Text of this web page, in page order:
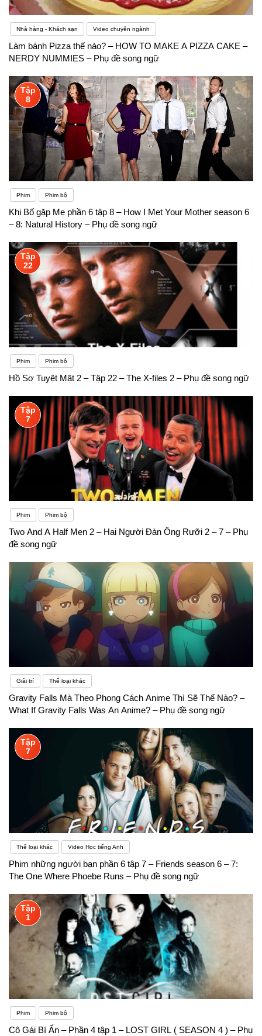
Nhà hàng - Khách sạn Video chuyên ngành
Làm bánh Pizza thế nào? – HOW TO MAKE A PIZZA CAKE –
NERDY NUMMIES – Phụ đề song ngữ
Tập
8
Phim Phim bộ
Khi Bố gặp Mẹ phần 6 tập 8 – How I Met Your Mother season 6
– 8: Natural History – Phụ đề song ngữ
Tập
22
Phim Phim bộ
Hồ Sơ Tuyệt Mật 2 – Tập 22 – The X-files 2 – Phụ đề song ngữ
Tập
7
Phim Phim bộ
Two And A Half Men 2 – Hai Người Đàn Ông Rưỡi 2 – 7 – Phụ
đề song ngữ
Giải trí Thể loại khác
Gravity Falls Mà Theo Phong Cách Anime Thì Sẽ Thế Nào? –
What If Gravity Falls Was An Anime? – Phụ đề song ngữ
Tập
7
Thể loại khác Video Học tiếng Anh
Phim những người bạn phần 6 tập 7 – Friends season 6 – 7:
The One Where Phoebe Runs – Phụ đề song ngữ
Tập
1
Phim Phim bộ
Cô Gái Bí Ẩn – Phần 4 tập 1 – LOST GIRL ( SEASON 4 ) – Phụ